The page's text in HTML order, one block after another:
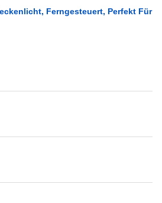
Ferngesteuert, Perfekt Für